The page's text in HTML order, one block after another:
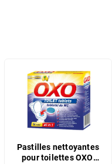
Pastilles nettoyantes
pour toilettes OXO,